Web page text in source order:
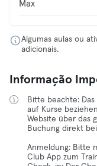
Max
Algumas aulas ou
adicionais.
Informação
Bitte beachte:
auf Kurse
Website über das
Buchung direkt
Anmeldung: Bitte
Club App zum